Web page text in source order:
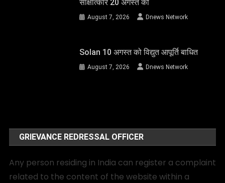
साक्षात्कार 20 अगस्त को
August 7, 2026 Dnews Network
Solan 10 अगस्त को विद्युत आपूर्ति बाधित
August 7, 2026 Dnews Network
GRIEVANCE REDRESSAL OFFICER
Any person residing in India can register a complaint
related to the content of the website within a